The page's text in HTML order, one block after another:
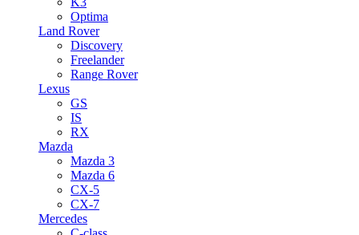
Optima
Land Rover
Discovery
Freelander
Range Rover
Lexus
GS
IS
RX
Mazda
Mazda 3
Mazda 6
CX-5
CX-7
Mercedes